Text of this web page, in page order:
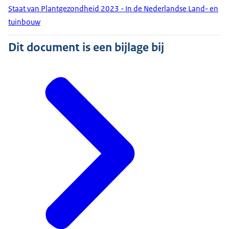
Staat van Plantgezondheid 2023 - In de Nederlandse Land- en
tuinbouw
Dit document is een bijlage bij